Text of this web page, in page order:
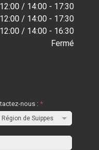
/ 14:00 - 17:30
/ 14:00 - 17:30
/ 14:00 - 16:30
Fermé
nous :*